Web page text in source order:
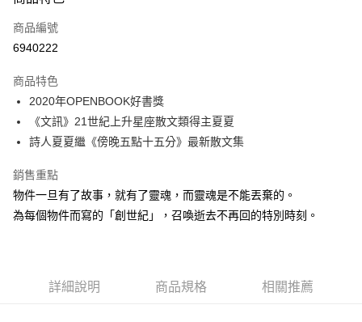
信用卡一次付款
ATM付款
運送方式
付款後全家取貨
每筆NT$60，滿NT$499(含以上)免運費
每筆NT$60，滿NT$499(含以上)免運費
宅配
商品編號
6940222
商品特色
2020年OPENBOOK好書獎
《文訊》21世紀上升星座散文類得主夏夏
詩人夏夏繼《傍晚五點十五分》最新散文集
銷售重點
物件一旦有了故事，就有了靈魂，而靈魂是不能丟棄的。
為每個物件而寫的「創世紀」，召喚逝去不再回的特別時刻。
詳細說明 商品規格 相關推薦